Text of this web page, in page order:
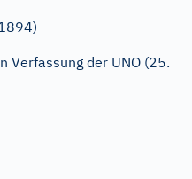
Verfassung der UNO (25.